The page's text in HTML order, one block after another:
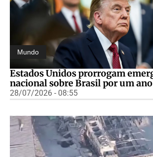
Mundo
Estados Unidos prorrogam
nacional sobre Brasil por um ano
28/07/2026 - 08:55